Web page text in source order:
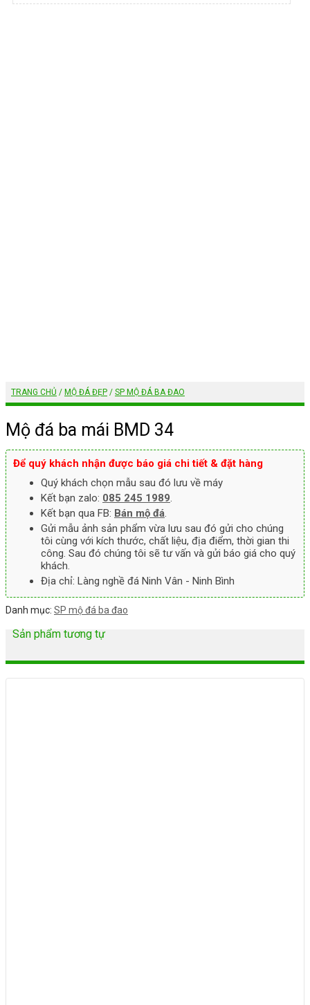
TRANG CHỦ / MỘ ĐÁ ĐẸP / SP MỘ ĐÁ BA ĐAO
Mộ đá ba mái BMD 34
Để quý khách nhận được báo giá chi tiết & đặt hàng
Quý khách chọn mẫu sau đó lưu về máy
Kết bạn zalo: 085 245 1989.
Kết bạn qua FB: Bán mộ đá.
Gửi mẫu ảnh sản phẩm vừa lưu sau đó gửi cho chúng
tôi cùng với kích thước, chất liệu, địa điểm, thời gian thi
công. Sau đó chúng tôi sẽ tư vấn và gửi báo giá cho quý
khách.
Địa chỉ: Làng nghề đá Ninh Vân - Ninh Bình
Danh mục: SP mộ đá ba đao
Sản phẩm tương tự